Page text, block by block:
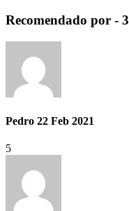
Recomendado por - 3
Pedro 22 Feb 2021
5